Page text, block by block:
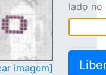
imagem]
lado no